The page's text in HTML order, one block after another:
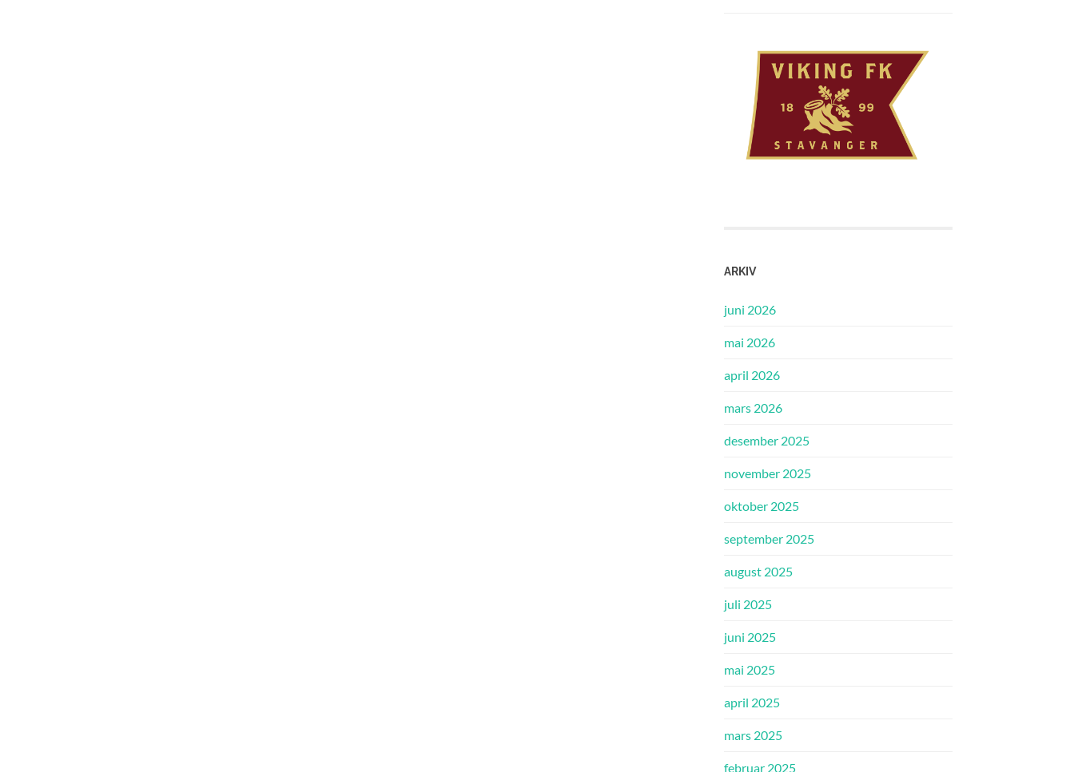
ARKIV
juni 2026
mai 2026
april 2026
mars 2026
desember 2025
november 2025
oktober 2025
september 2025
august 2025
juli 2025
juni 2025
mai 2025
april 2025
mars 2025
februar 2025